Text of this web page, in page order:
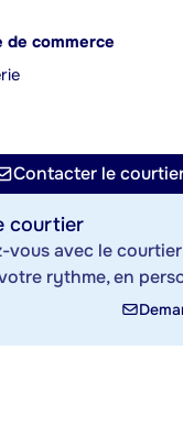
de commerce
Contacter le
courtier
vous avec le
rythme, en